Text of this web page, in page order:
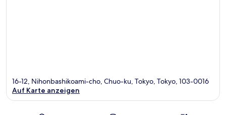
16-12, Nihonbashikoami-cho, Chuo-ku, Tokyo, Tokyo, 103-0016
Auf Karte anzeigen